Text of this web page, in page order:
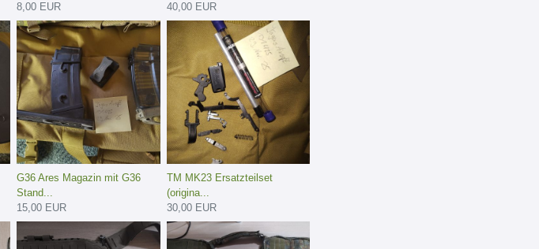
8,00 EUR
40,00 EUR
G36 Ares Magazin mit G36
Stand...
15,00 EUR
TM MK23 Ersatzteilset
(origina...
30,00 EUR